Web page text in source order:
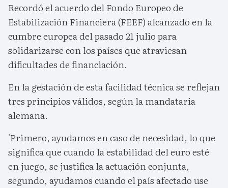
Recordó el acuerdo del Fondo Europeo de
Estabilización Financiera (FEEF) alcanzado en la
cumbre europea del pasado 21 julio para
solidarizarse con los países que atraviesan
dificultades de financiación.
En la gestación de esta facilidad técnica se reflejan
tres principios válidos, según la mandataria
alemana.
'Primero, ayudamos en caso de necesidad, lo que
significa que cuando la estabilidad del euro esté
en juego, se justifica la actuación conjunta,
segundo, ayudamos cuando el país afectado use